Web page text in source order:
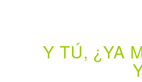
Y TÚ, ¿YA